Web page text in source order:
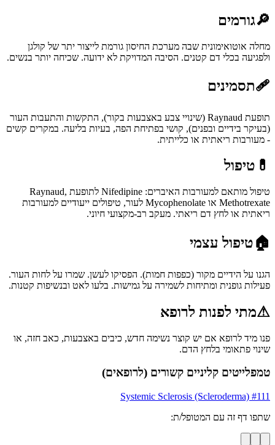
🔎גורמים
מחלה אוטואימונית שבה מערכת החיסון גורמת לייצור יתר של קולגן
ולפגיעה בכלי דם קטנים. הסיבה המדויקת לא ידועה. שכיחה יותר בנשים.
🩹תסמינים
תופעת Raynaud (שינויי צבע באצבעות בקור), התקשות והתעבות העור
(בעיקר בידיים ובפנים), קושי בפתיחת הפה, בעיות בליעה. במקרים קשים
- מעורבות ריאתית או כלייתית.
💊 טיפול
טיפול מותאם למעורבות האיברים: Nifedipine לתופעת Raynaud,
Methotrexate או Mycophenolate לעור, טיפולים ייעודיים למעורבות
ריאתית או לחץ דם ריאתי. מעקב רב-מקצועי חיוני.
🏠טיפול עצמי
הגנו על הידיים מקור (כפפות חמות). הפסיקו לעשן. שמרו על לחות העור.
פעילות גופנית ומתיחות לשמירה על גמישות. בלעו לאט ובנשיפות קטנות.
⚠מתי לפנות לרופא
פנו מיד לרופא אם יש קוצר נשימה חדש, כיבים באצבעות, כאב חזה, או
שינוי פתאומי בלחץ הדם.
טמפלייטים קליניים קשורים (לרופאים)
#111
Systemic Sclerosis (Scleroderma)
שתפו דף זה עם המטופל/ת: